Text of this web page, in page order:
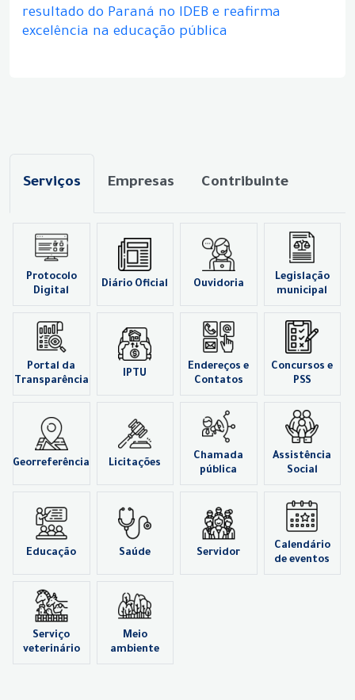
resultado do Paraná no IDEB e reafirma
excelência na educação pública
Serviços Empresas Contribuinte
Protocolo
Digital
Diário Oficial Ouvidoria
Legislação
municipal
Portal da
Transparência
IPTU
Endereços e
Contatos
Concursos e
PSS
Georreferência Licitações
Chamada
pública
Assistência
Social
Educação Saúde Servidor
Calendário
de eventos
Serviço
veterinário
Meio
ambiente